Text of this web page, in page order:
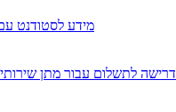
2350 – מידע
2355 דרישה לתשלום עבור מתן